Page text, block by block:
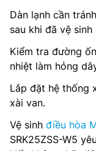
Dàn lạnh cần
sau khi đã vệ
Kiểm tra đường
nhiệt làm hỏng
Lắp đặt hệ thống
xài van.
Vệ sinh điều hòa
SRK25ZSS-W5